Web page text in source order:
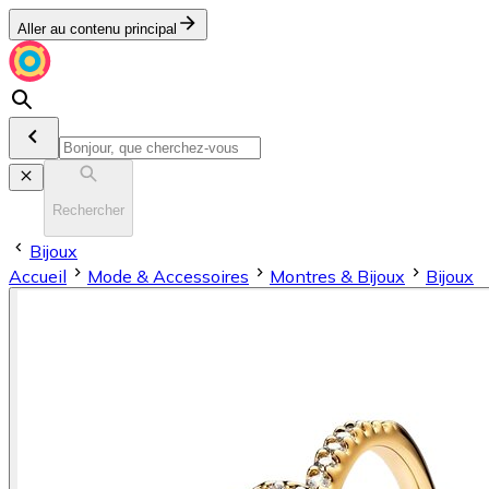
Aller au contenu principal
Rechercher
Bijoux
Accueil
Mode & Accessoires Montres & Bijoux Bijoux